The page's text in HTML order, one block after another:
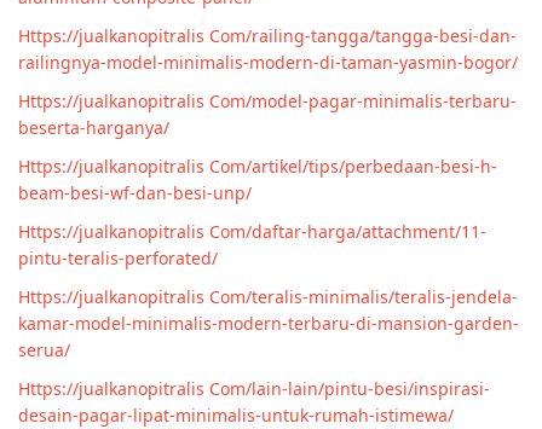
Https://jualkanopitralis Com/railing-tangga/tangga-besi-dan-
railingnya-model-minimalis-modern-di-taman-yasmin-bogor/
Https://jualkanopitralis Com/model-pagar-minimalis-terbaru-
beserta-harganya/
Https://jualkanopitralis Com/artikel/tips/perbedaan-besi-h-
beam-besi-wf-dan-besi-unp/
Https://jualkanopitralis Com/daftar-harga/attachment/11-
pintu-teralis-perforated/
Https://jualkanopitralis Com/teralis-minimalis/teralis-jendela-
kamar-model-minimalis-modern-terbaru-di-mansion-garden-
serua/
Https://jualkanopitralis Com/lain-lain/pintu-besi/inspirasi-
desain-pagar-lipat-minimalis-untuk-rumah-istimewa/